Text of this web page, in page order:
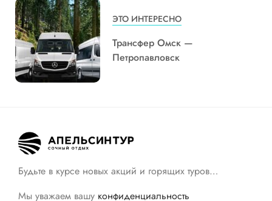
ЭТО ИНТЕРЕСНО
Трансфер Омск —
Петропавловск
Будьте в курсе новых акций и горящих туров…
Мы уважаем вашу конфиденциальность